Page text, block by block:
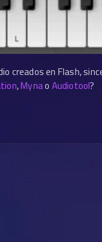
creados en Flash,
,MynaoAudiotool?